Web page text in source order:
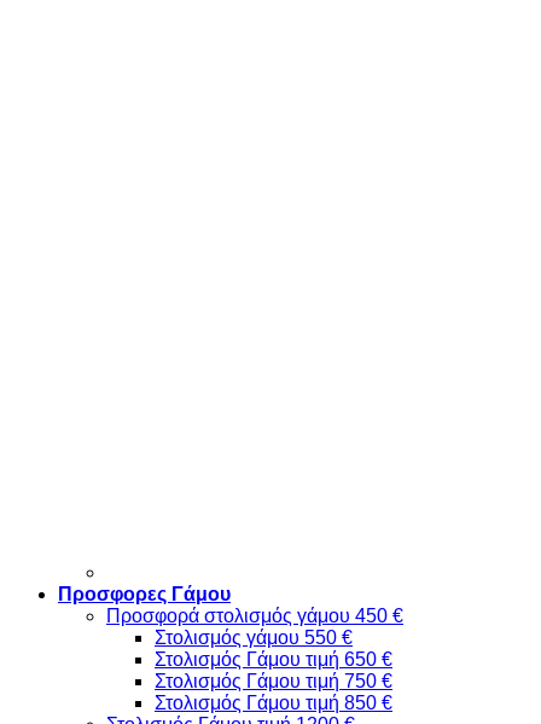
Προσφορες Γάμου
Προσφορά στολισμός γάμου 450 €
Στολισμός γάμου 550 €
Στολισμός Γάμου τιμή 650 €
Στολισμός Γάμου τιμή 750 €
Στολισμός Γάμου τιμή 850 €